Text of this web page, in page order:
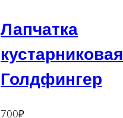
Лапчатка
кустарниковая
Голдфингер
700₽